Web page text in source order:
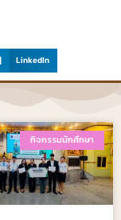
LinkedIn
กิจกรรมนักศึกษา